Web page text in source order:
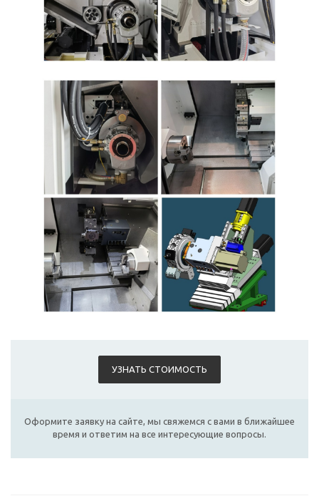
УЗНАТЬ СТОИМОСТЬ
Оформите заявку на сайте, мы свяжемся с вами в ближайшее
время и ответим на все интересующие вопросы.